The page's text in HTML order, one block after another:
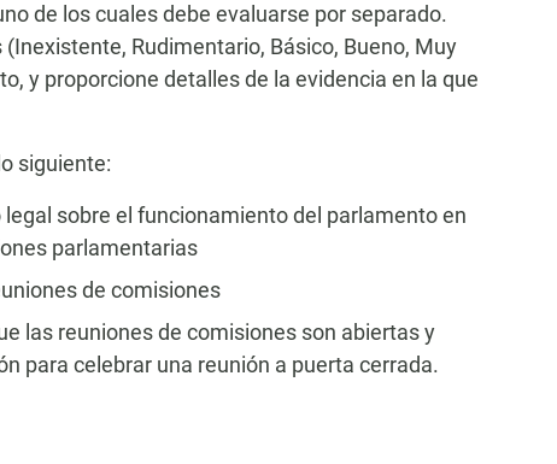
de los cuales debe evaluarse por separado.
Rudimentario, Básico, Bueno, Muy
y proporcione detalles de la evidencia en la que
siguiente:
sobre el funcionamiento del parlamento en
parlamentarias
de comisiones
las reuniones de comisiones son abiertas y
para celebrar una reunión a puerta cerrada.